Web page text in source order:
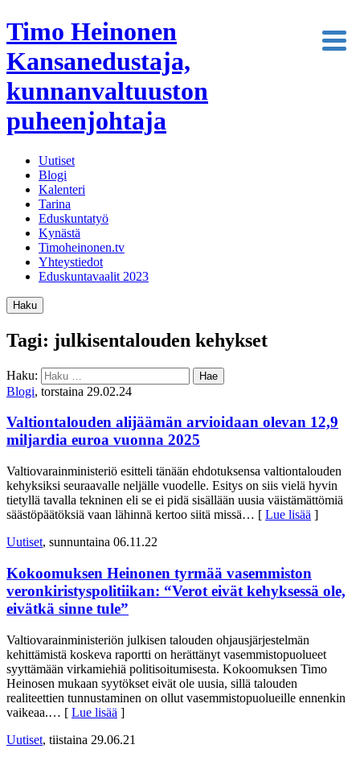
Timo Heinonen
Kansanedustaja,
kunnanvaltuuston
puheenjohtaja
Uutiset
Blogi
Kalenteri
Tarina
Eduskuntatyö
Kynästä
Timoheinonen.tv
Yhteystiedot
Eduskuntavaalit 2023
Haku
Tagi: julkisentalouden kehykset
Haku:
Blogi, torstaina 29.02.24
Valtiontalouden alijäämän arvioidaan olevan 12,9
miljardia euroa vuonna 2025
Valtiovarainministeriö esitteli tänään ehdotuksensa valtiontalouden
kehyksiksi seuraavalle neljälle vuodelle. Esitys on siis vielä hyvin
tietyllä tavalla tekninen eli se ei pidä sisällään uusia väistämättömiä
säästöpäätöksiä vaan lähinnä kertoo siitä missä… [ Lue lisää ]
Uutiset, sunnuntaina 06.11.22
Kokoomuksen Heinonen tyrmää vasemmiston
veronkiristyspolitiikan: “Verot eivät kehyksessä ole,
eivätkä sinne tule”
Valtiovarainministeriön julkisen talouden ohjausjärjestelmän
kehittämistä koskeva raportti on herättänyt vasemmistopuolueet
syyttämään virkamiehiä politisoitumisesta. Kokoomuksen Timo
Heinosen mukaan syytökset eivät ole uusia, sillä talouden
realiteettien tunnustaminen on ollut vasemmistopuolueille ennenkin
vaikeaa.… [ Lue lisää ]
Uutiset, tiistaina 29.06.21